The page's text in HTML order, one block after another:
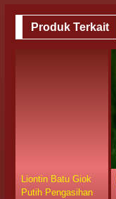
Produk Terkait
Liontin Batu Giok
Putih Pengasihan